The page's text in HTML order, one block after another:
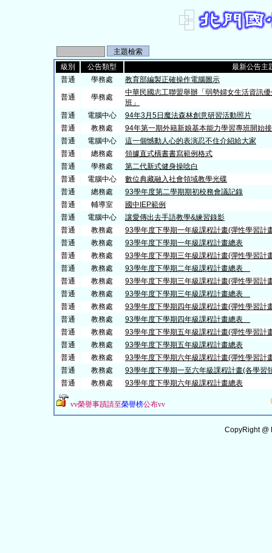
級別 公告類型
最新公告主
普通
學務處 教育部編製正確操作電腦圖示
普通 學務處
中華民國志工聯盟舉辦「弱勢婦女生活資訊
班」
普通
電腦中心
94年3月5日魔法森林創意研習活動照片
普通
教務處
94年第一期外籍新娘基本能力學習專班開始
普通
電腦中心
這一個憾動人心的表演忍不住介紹給大家
普通
總務處
領據直式橫書書寫範例格式
普通
學務處
第二代新式健身操唸白
普通
電腦中心
數位典藏融入社會領域教學光碟
普通
總務處
93學年度第二學期期初校務會議記錄
普通
輔導室
國中IEP範例
普通
電腦中心
讓愛傳出去手語教學&練習錄影
普通
教務處
93學年度下學期一年級課程計畫(彈性學
普通
教務處
93學年度下學期一年級課程計畫總表
普通
教務處
93學年度下學期三年級課程計畫(彈性學
普通
教務處
93學年度下學期二年級課程計畫總表
普通
教務處
93學年度下學期三年級課程計畫(彈性學習
普通
教務處
93學年度下學期三年級課程計畫總表
普通
教務處
93學年度下學期四年級課程計畫(彈性學習
普通
教務處
93學年度下學期四年級課程計畫總表
普通
教務處
93學年度下學期五年級課程計畫(彈性學習
普通
教務處
93學年度下學期五年級課程計畫總表
普通
教務處
93學年度下學期六年級課程計畫(彈性學習計
普通
教務處
93學年度下學期一至六年級課程計畫(各學習
普通
教務處 93學年度下學期六年級課程計畫總表
vv榮譽事蹟請至榮譽榜公布vv
CopyRight @